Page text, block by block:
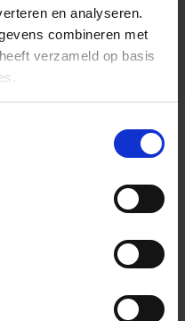
en analyseren.
combineren met
verzameld op basis